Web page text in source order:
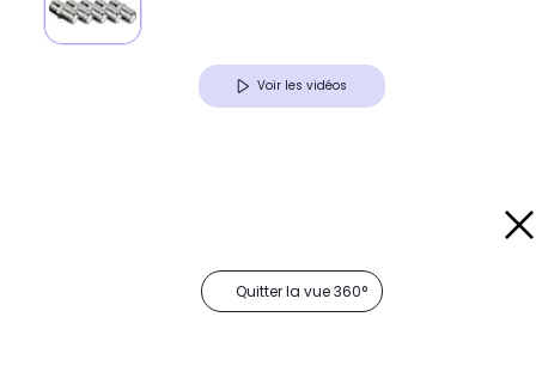
Voir les vidéos
Quitter la vue 360°